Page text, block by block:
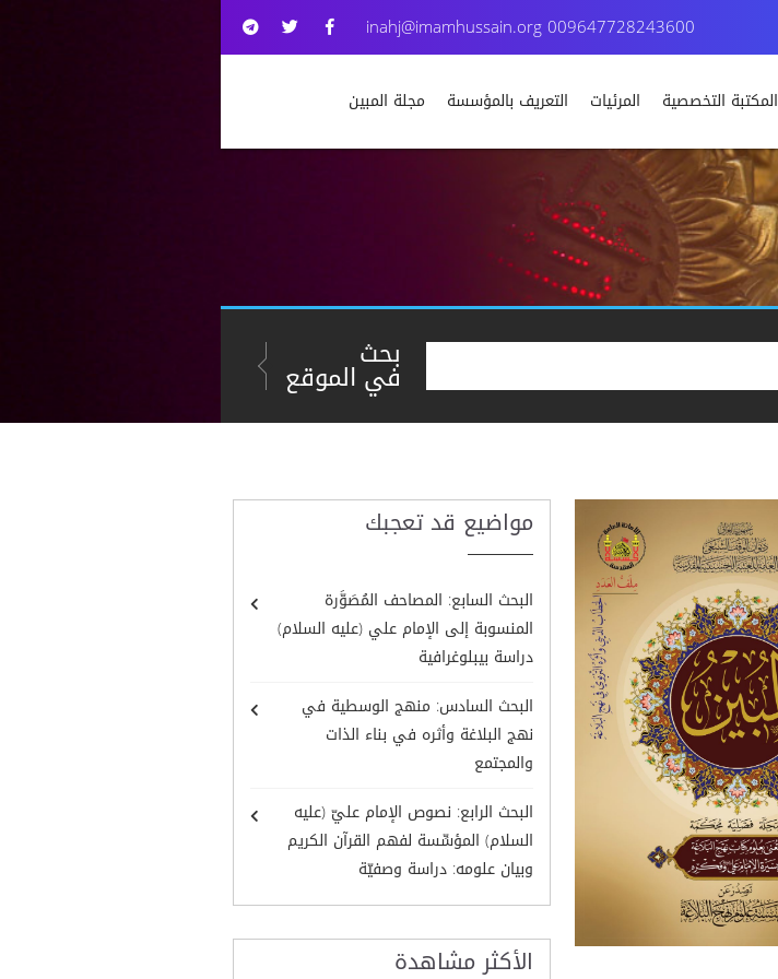
009647728243600
inahj@imamhussain.org
المكتبة التخصصية المرئيات التعريف بالمؤسسة مجلة المبين
بحث
في الموقع
مواضيع قد تعجبك
البحث السابع: المصاحف المُصَوَّرة
المنسوبة إلى الإمام علي (عليه السلام)
دراسة بيبلوغرافية
البحث السادس: منهج الوسطية في
نهج البلاغة وأثره في بناء الذات
والمجتمع
البحث الرابع: نصوص الإمام عليّ (عليه
السلام) المؤسِّسة لفهم القرآن الكريم
وبيان علومه: دراسة وصفيّة
الأكثر مشاهدة